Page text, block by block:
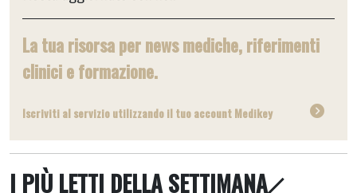
La tua risorsa per news mediche, riferimenti
clinici e formazione.
Iscriviti al servizio utilizzando il tuo account Medikey
I PIÙ LETTI DELLA SETTIMANA